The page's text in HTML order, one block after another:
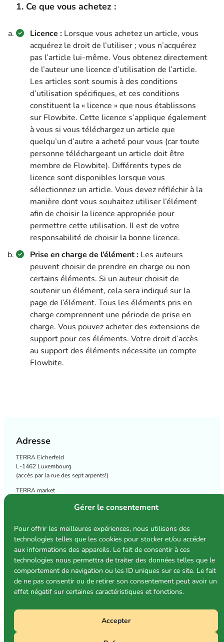
Gérer le consentement
Pour offrir les meilleures expériences, nous utilisons des
technologies telles que les cookies pour stocker et/ou accéder
aux informations des appareils. Le fait de consentir à ces
technologies nous permettra de traiter des données telles que le
comportement de navigation ou les ID uniques sur ce site. Le fait
de ne pas consentir ou de retirer son consentement peut avoir un
effet négatif sur certaines caractéristiques et fonctions.
Accepter
1. Ce que vous achetez :
Licence : Lorsque vous achetez un article, vous
acquérez le droit de l’utiliser ; vous n’acquérez
pas l’article lui-même. Vous obtenez directement
de l’auteur une licence d’utilisation de l’article.
Les articles sont soumis à des conditions
d’utilisation spécifiques, et ces conditions
constituent la « licence » que nous établissons
sur Flowbite. Cette licence s’applique également
à vous si vous téléchargez un article que
quelqu’un d’autre a acheté pour vous (car toute
personne téléchargeant un article doit être
membre de Flowbite). Différents types de
licence sont disponibles lorsque vous
sélectionnez un article. Vous devez réfléchir à la
manière dont vous souhaitez utiliser l’élément
afin de choisir la licence appropriée pour
permettre cette utilisation. Il est de votre
responsabilité de choisir la bonne licence.
Prise en charge de l’élément : Les auteurs
peuvent choisir de prendre en charge ou non
certains éléments. Si un auteur choisit de
soutenir un élément, cela sera indiqué sur la
page de l’élément. Tous les éléments pris en
charge comprennent une période de prise en
charge. Vous pouvez acheter des extensions de
support pour ces éléments. Votre droit d’accès
au support des éléments nécessite un compte
Flowbite.
Adresse
TERRA Eicherfeld
L-1462 Luxembourg
(accès par la rue des sept arpents!)
TERRA market
Conditions d’utilisation
Politique de confidentialité
Politique relative aux cookies
Photos : Michèle Conrad & TERRA